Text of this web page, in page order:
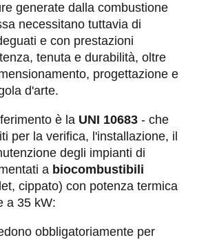
generate dalla combustione
necessitano tuttavia di
e con prestazioni
tenuta e durabilità, oltre
progettazione e
d'arte.
è la UNI 10683 - che
per la verifica, l'installazione, il
degli impianti di
a biocombustibili
cippato) con potenza termica
a 35 kW:
obbligatoriamente per